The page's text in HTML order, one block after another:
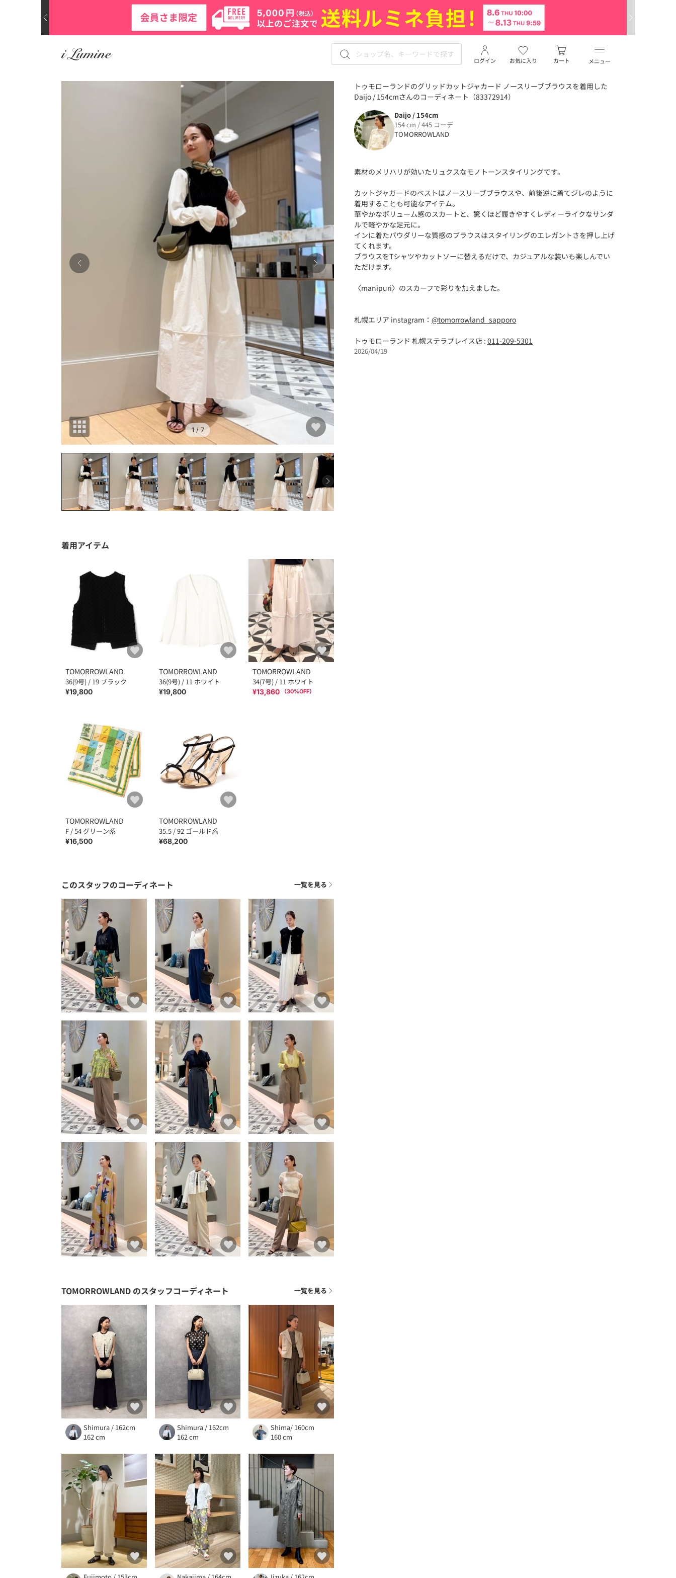
メニュー
お気に入り
ログイン カート
1/ 7
トゥモローランドのグリッドカットジャカード ノースリーブブラウスを着用した
Daijo / 154cmさんのコーディネート（83372914）
Daijo / 154cm
154 cm / 445 コーデ
TOMORROWLAND
素材のメリハリが効いたリュクスなモノトーンスタイリングです。
カットジャガードのベストはノースリーブブラウスや、前後逆に着てジレのように
着用することも可能なアイテム。
華やかなボリューム感のスカートと、驚くほど履きやすくレディーライクなサンダ
ルで軽やかな足元に。
インに着たパウダリーな質感のブラウスはスタイリングのエレガントさを押し上げ
てくれます。
ブラウスをTシャツやカットソーに替えるだけで、カジュアルな装いも楽しんでい
ただけます。
〈manipuri〉のスカーフで彩りを加えました。
札幌エリア instagram： @tomorrowland_sapporo
トゥモローランド 札幌ステラプレイス店 : 011-209-5301
2026/04/19
着用アイテム
TOMORROWLAND
36(9号) / 19 ブラック
¥19,800
TOMORROWLAND
36(9号) / 11 ホワイト
¥19,800
TOMORROWLAND
34(7号) / 11 ホワイト
¥13,860 （30%OFF）
TOMORROWLAND
F / 54 グリーン系
¥16,500
TOMORROWLAND
35.5 / 92 ゴールド系
¥68,200
このスタッフのコーディネート 一覧を見る
TOMORROWLAND のスタッフコーディネート 一覧を見る
Shimura / 162cm
162 cm
Shimura / 162cm
162 cm
Shima/ 160cm
160 cm